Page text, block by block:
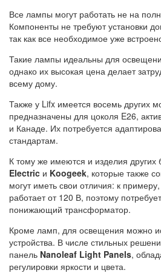
Все лампы могут работать не на
Компоненты не требуют установки
так как все необходимое уже
Такие лампы идеальны для
однако их высокая цена делает
всему дому.
Также у Lifx имеется восемь других
предназначены для цоколя E26,
и Канаде. Их потребуется
стандартам.
К тому же имеются и изделия других
Electric и Koogeek, которые также
могут иметь свои отличия: к
работает от 120 В, поэтому
понижающий трансформатор.
Кроме ламп, для освещения можно
устройства. В числе стильных
панель Nanoleaf Light Panels,
регулировки яркости и цвета.